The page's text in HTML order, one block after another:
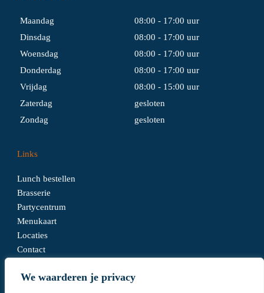
We waarderen je privacy
Maandag
08:00 - 17:00 uur
Dinsdag
08:00 - 17:00 uur
Woensdag
08:00 - 17:00 uur
Donderdag
08:00 - 17:00 uur
Vrijdag
08:00 - 15:00 uur
Zaterdag
gesloten
Zondag
gesloten
Links
Lunch bestellen
Brasserie
Partycentrum
Menukaart
Locaties
Contact